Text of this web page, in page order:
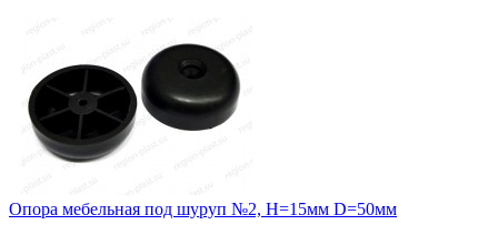
Опора мебельная под шуруп №2, H=15мм D=50мм